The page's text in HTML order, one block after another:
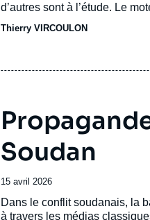
d’autres sont à l’étude. Le
L’analyse de leur
Thierry VIRCOULON
Soudan
Date
publication
15 avril 2026
Accroche
Dans le conflit soudanais, la
à travers les médias